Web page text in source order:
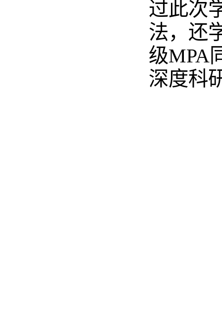
过此次
法，还
级MPA
深度科